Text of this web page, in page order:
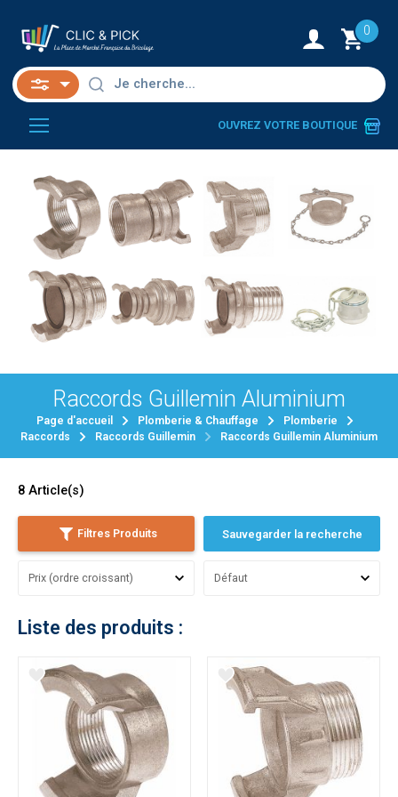
0
OUVREZ VOTRE BOUTIQUE
Raccords Guillemin Aluminium
Page d'accueil Plomberie & Chauffage
Plomberie
Raccords
Raccords Guillemin Raccords Guillemin Aluminium
8 Article(s)
Filtres Produits Sauvegarder la recherche
Liste des produits :